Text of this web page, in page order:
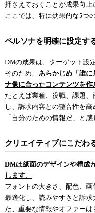
押さえておくことが成果向上
ここでは、特に効果的な5つ
ペルソナを明確に設定す
DMの成果は、ターゲット設
そのため、 あらかじめ「誰
ナ像に合ったコンテンツを作
たとえば業種、役職、課題
し、訴求内容との整合性を
「自分のための情報だ」と
クリエイティブにこだわ
DMは紙面のデザインや構成
します。
フォントの大きさ、配色、
最適化し、読みやすさと訴
た、重要な情報やオファー